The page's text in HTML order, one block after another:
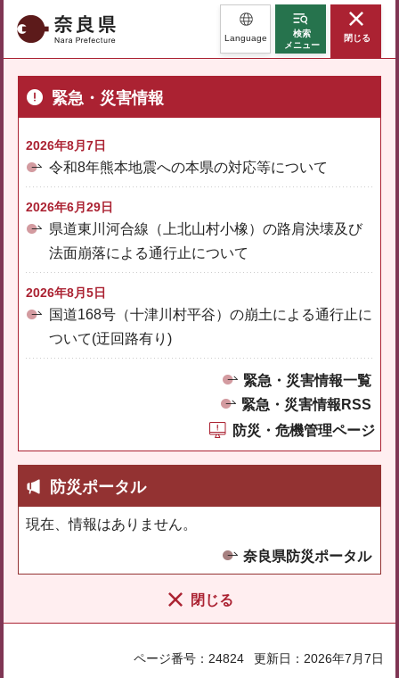
奈良県 Language
検索
メニュー
閉じる
緊急・災害情報
2026年8月7日
令和8年熊本地震への本県の対応等について
2026年6月29日
県道東川河合線（上北山村小橡）の路肩決壊及び
法面崩落による通行止について
2026年8月5日
国道168号（十津川村平谷）の崩土による通行止に
ついて(迂回路有り)
緊急・災害情報一覧
緊急・災害情報RSS
防災・危機管理ページ
防災ポータル
現在、情報はありません。
奈良県防災ポータル
閉じる
ページ番号：24824 更新日：2026年7月7日